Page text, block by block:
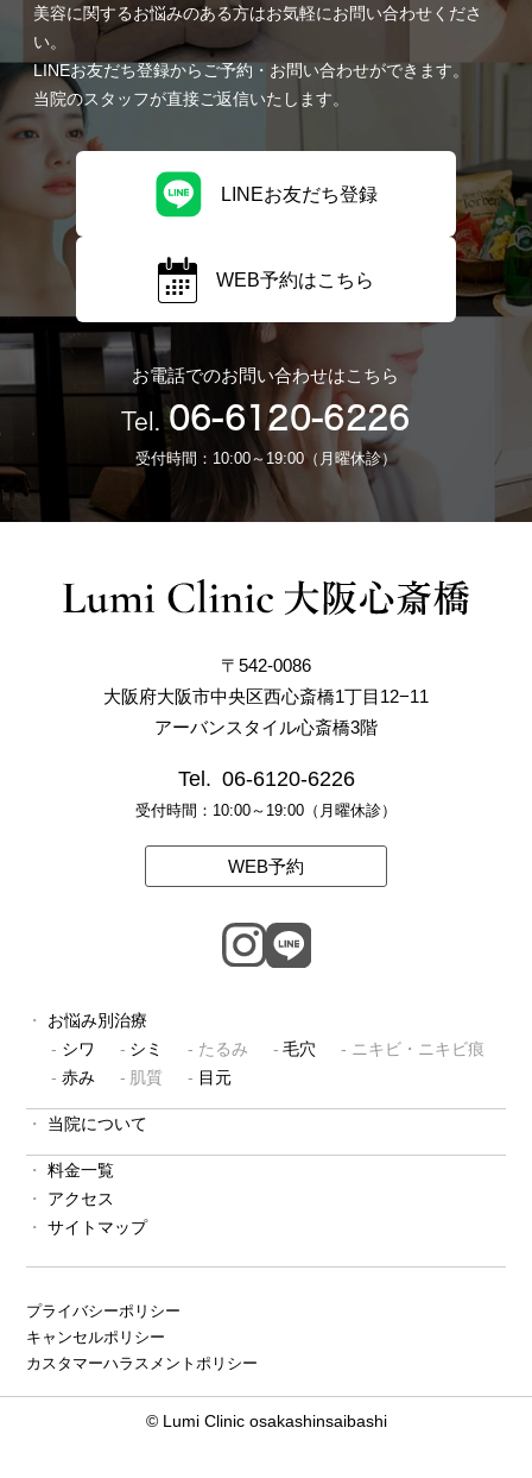
美容に関するお悩みのある方はお気軽にお問い合わせくださ
い。
LINEお友だち登録からご予約・お問い合わせができます。
当院のスタッフが直接ご返信いたします。
LINEお友だち登録
WEB予約はこちら
お電話でのお問い合わせはこちら
Tel. 06-6120-6226
受付時間：10:00～19:00（月曜休診）
〒542-0086
大阪府大阪市中央区西心斎橋1丁目12−11
アーバンスタイル心斎橋3階
Tel. 06-6120-6226
受付時間：10:00～19:00（月曜休診）
WEB予約
お悩み別治療
シワ
シミ たるみ 毛穴
ニキビ・ニキビ痕
赤み
肌質 目元
当院について
料金一覧
アクセス
サイトマップ
プライバシーポリシー
キャンセルポリシー
カスタマーハラスメントポリシー
© Lumi Clinic osakashinsaibashi